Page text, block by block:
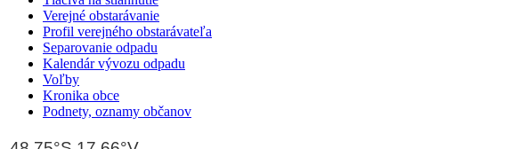
Verejné obstarávanie
Profil verejného obstarávateľa
Separovanie odpadu
Kalendár vývozu odpadu
Voľby
Kronika obce
Podnety, oznamy občanov